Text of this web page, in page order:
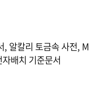
알칼리 토금속 사전, M
배치 기준문서